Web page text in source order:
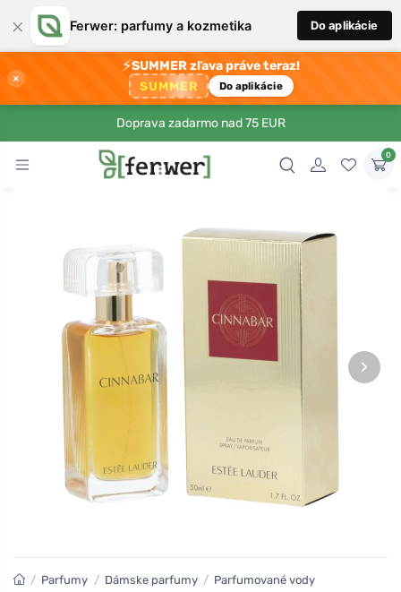
× Ferwer: parfumy a kozmetika Do aplikácie
×
⚡SUMMER zľava práve teraz!
SUMMER Do aplikácie
Doprava zadarmo nad 75 EUR
0
›
/ Parfumy / Dámske parfumy / Parfumované vody